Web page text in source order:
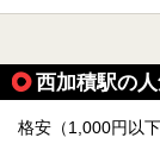
西加積駅の
格安（1,000円以下